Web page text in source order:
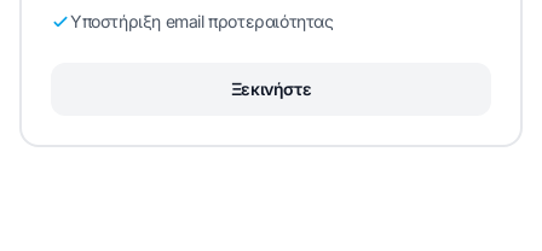
Υποστήριξη email προτεραιότητας
Ξεκινήστε